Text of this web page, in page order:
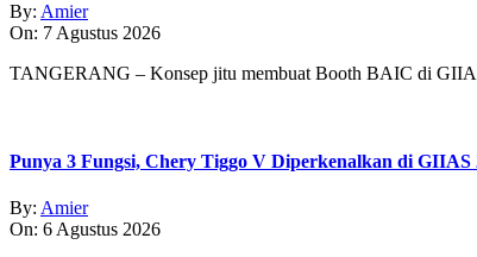
By: Amier
On: 7 Agustus 2026
TANGERANG – Konsep jitu membuat Booth BAIC di
Punya 3 Fungsi, Chery Tiggo V Diperkenalkan di GIIAS
By: Amier
On: 6 Agustus 2026